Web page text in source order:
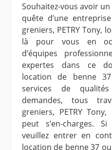
Souhaitez-vous avoir
quête d’une
greniers, PETRY Tony,
là pour vous en
d’équipes
expertes dans ce
location de benne
services de
demandes, tous
greniers, PETRY
peut s’en-charges.
veuillez entrer en
location de benne 37